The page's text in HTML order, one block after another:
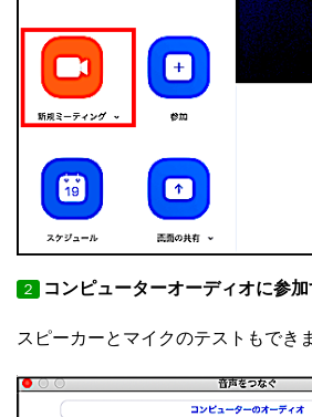
２ コンピューターオーディオに参
スピーカーとマイクのテストもでき